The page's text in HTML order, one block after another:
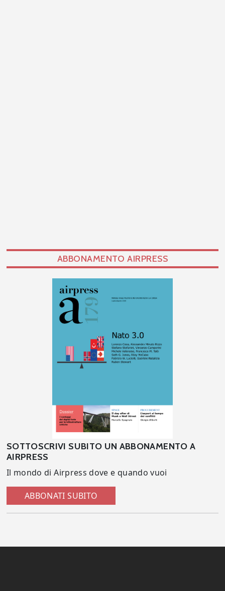
ABBONAMENTO AIRPRESS
SOTTOSCRIVI SUBITO UN ABBONAMENTO A
AIRPRESS
Il mondo di Airpress dove e quando vuoi
ABBONATI SUBITO